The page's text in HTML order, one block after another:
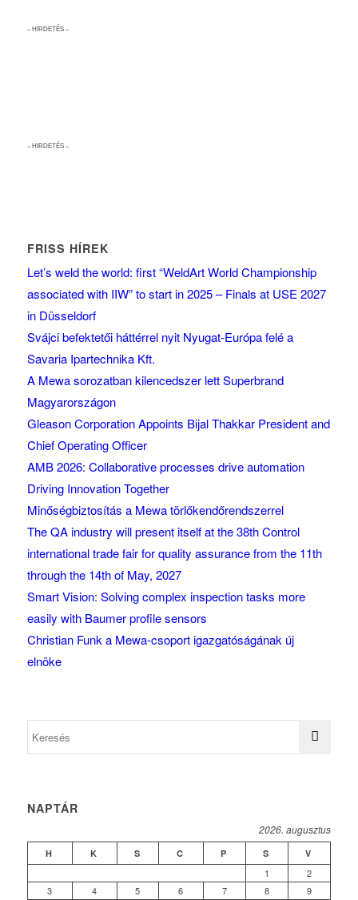
– HIRDETÉS –
– HIRDETÉS –
FRISS HÍREK
Let’s weld the world: first “WeldArt World Championship
associated with IIW” to start in 2025 – Finals at USE 2027
in Düsseldorf
Svájci befektetői háttérrel nyit Nyugat-Európa felé a
Savaria Ipartechnika Kft.
A Mewa sorozatban kilencedszer lett Superbrand
Magyarországon
Gleason Corporation Appoints Bijal Thakkar President and
Chief Operating Officer
AMB 2026: Collaborative processes drive automation
Driving Innovation Together
Minőségbiztosítás a Mewa törlőkendőrendszerrel
The QA industry will present itself at the 38th Control
international trade fair for quality assurance from the 11th
through the 14th of May, 2027
Smart Vision: Solving complex inspection tasks more
easily with Baumer profile sensors
Christian Funk a Mewa-csoport igazgatóságának új
elnöke
NAPTÁR
2026. augusztus
H K S C P S V
1
2
3
4 5 6 7 8
9